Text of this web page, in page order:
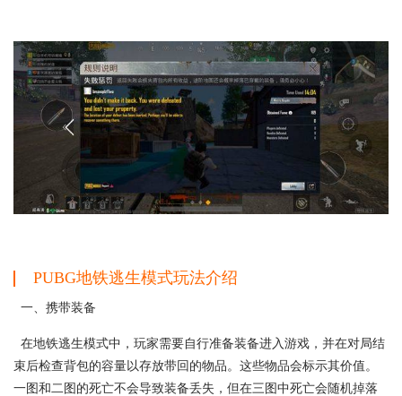
PUBG地铁逃生模式玩法介绍
一、携带装备
在地铁逃生模式中，玩家需要自行准备装备进入游戏，并在对局结
束后检查背包的容量以存放带回的物品。这些物品会标示其价值。
一图和二图的死亡不会导致装备丢失，但在三图中死亡会随机掉落